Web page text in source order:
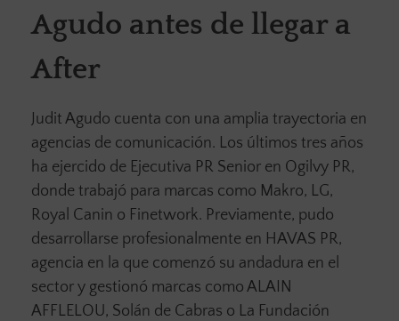
Agudo antes de llegar a
After
Judit Agudo cuenta con una amplia trayectoria en
agencias de comunicación. Los últimos tres años
ha ejercido de Ejecutiva PR Senior en Ogilvy PR,
donde trabajó para marcas como Makro, LG,
Royal Canin o Finetwork. Previamente, pudo
desarrollarse profesionalmente en HAVAS PR,
agencia en la que comenzó su andadura en el
sector y gestionó marcas como ALAIN
AFFLELOU, Solán de Cabras o La Fundación